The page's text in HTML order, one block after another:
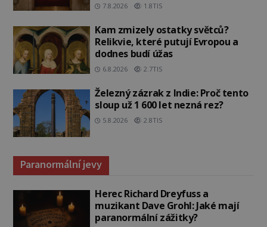
7.8.2026 1.8TIS
Kam zmizely ostatky světců?
Relikvie, které putují Evropou a
dodnes budí úžas
6.8.2026 2.7TIS
Železný zázrak z Indie: Proč tento
sloup už 1 600 let nezná rez?
5.8.2026 2.8TIS
Paranormální jevy
Herec Richard Dreyfuss a
muzikant Dave Grohl: Jaké mají
paranormální zážitky?